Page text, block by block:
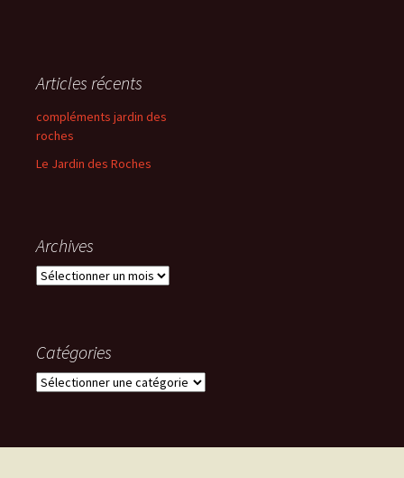
Articles récents
compléments jardin des
roches
Le Jardin des Roches
Archives
Archives
Catégories
Catégories